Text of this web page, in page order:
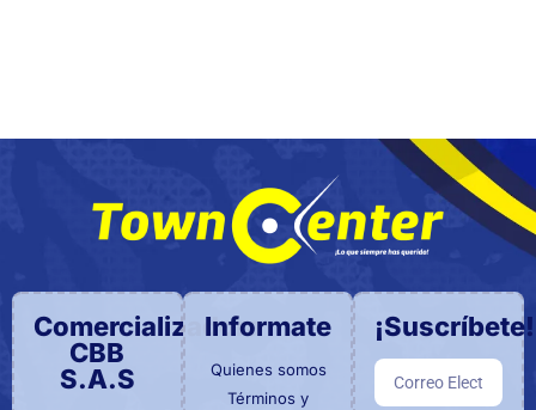
Comercializadora
CBB
S.A.S
Informate
Quienes somos
Términos y
¡Suscríbete!